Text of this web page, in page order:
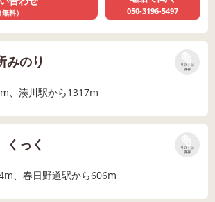
（無料） 050-3196-5497
リストに
保存
みのり
、湊川駅から1317m
リストに
保存
っく
、春日野道駅から606m